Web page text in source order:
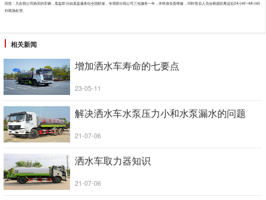
回答：凡在我公司购买的车辆，底盘部分由底盘服务站全国联保，专用部分我公司三包服务一年，并终身负责维修，同时售后人员会根据距离远近24小时~48小时
到现场处理。
相关新闻
增加洒水车寿命的七要点
23-05-11
解决洒水车水泵压力小和水泵漏水的问题
21-07-06
洒水车取力器知识
21-07-06